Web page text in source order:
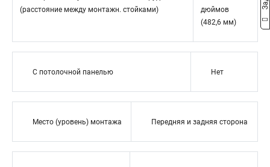
(расстояние между монтажн. стойками)
дюймов
(482,6 мм)
С потолочной панелью Нет
Место (уровень) монтажа Передняя и задняя сторона